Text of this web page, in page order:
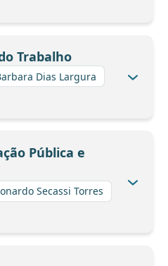
Trabalho
Dias Largura
Pública e
Secassi Torres